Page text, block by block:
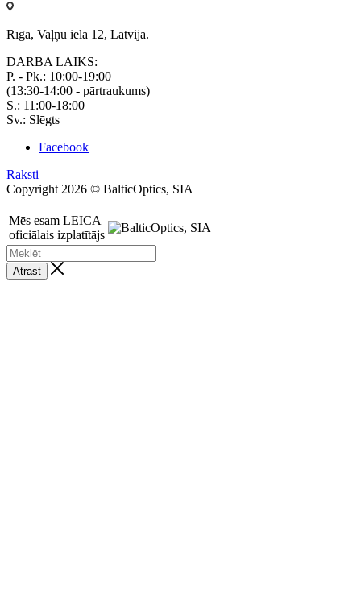
Rīga, Vaļņu iela 12, Latvija.
DARBA LAIKS:
P. - Pk.: 10:00-19:00
(13:30-14:00 - pārtraukums)
S.: 11:00-18:00
Sv.: Slēgts
Facebook
Raksti
Copyright 2026 © BalticOptics, SIA
Mēs esam LEICA
oficiālais izplatītājs
Atrast